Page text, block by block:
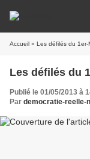
Accueil » Les défilés du 1er-
Les défilés du
Publié le 01/05/2013 à
Par democratie-reelle-